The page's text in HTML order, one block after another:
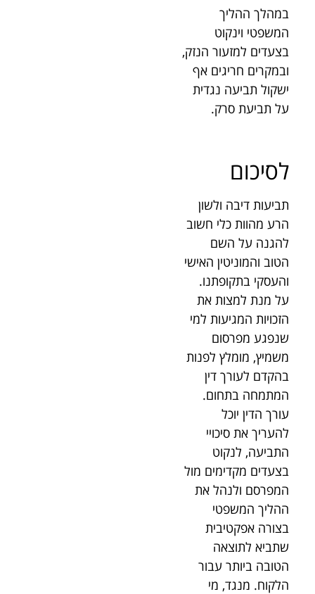
במהלך ההליך
המשפטי וינקוט
בצעדים למזעור הנזק,
ובמקרים חריגים אף
ישקול תביעה נגדית
על תביעת סרק.
לסיכום
תביעות דיבה ולשון
הרע מהוות כלי חשוב
להגנה על השם
הטוב והמוניטין האישי
והעסקי בתקופתנו.
על מנת למצות את
הזכויות המגיעות למי
שנפגע מפרסום
משמיץ, מומלץ לפנות
בהקדם לעורך דין
המתמחה בתחום.
עורך הדין יוכל
להעריך את סיכויי
התביעה, לנקוט
בצעדים מקדימים מול
המפרסם ולנהל את
ההליך המשפטי
בצורה אפקטיבית
שתביא לתוצאה
הטובה ביותר עבור
הלקוח. מנגד, מי